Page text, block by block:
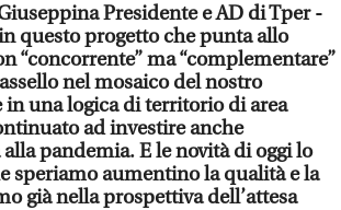
Presidente e AD di Tper -
questo progetto che punta allo
ma “complementare”
nel mosaico del nostro
una logica di territorio di area
ad investire anche
pandemia. E le novità di oggi lo
speriamo aumentino la qualità e la
già nella prospettiva dell’attesa